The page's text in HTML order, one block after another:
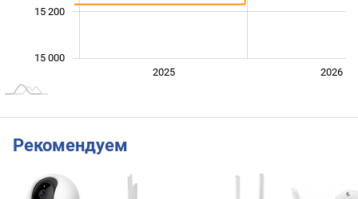
15 000
15 200
2025 2026
Рекомендуем